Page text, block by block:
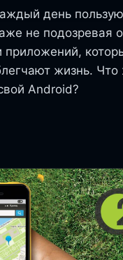
день
не подозревая о
приложений,
жизнь.
Android?